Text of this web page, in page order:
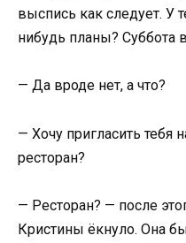
выспись как следует. У
нибудь планы? Суббота
— Да вроде нет, а что?
— Хочу пригласить
ресторан?
— Ресторан? — после
Кристины ёкнуло. Она